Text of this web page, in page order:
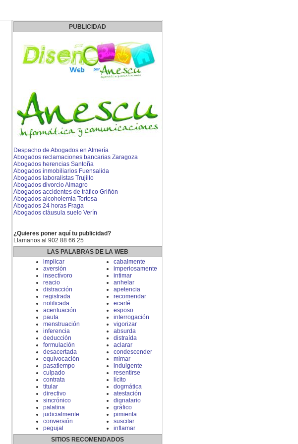
PUBLICIDAD
Despacho de Abogados en Almería
Abogados reclamaciones bancarias Zaragoza
Abogados herencias Santoña
Abogados inmobiliarios Fuensalida
Abogados laboralistas Trujillo
Abogados divorcio Almagro
Abogados accidentes de tráfico Griñón
Abogados alcoholemia Tortosa
Abogados 24 horas Fraga
Abogados cláusula suelo Verín
¿Quieres poner aquí tu publicidad?
Llamanos al 902 88 66 25
LAS PALABRAS DE LA WEB
implicar
aversión
insectívoro
reacio
distracción
registrada
notificada
acentuación
pauta
menstruación
inferencia
deducción
formulación
desacertada
equivocación
pasatiempo
culpado
contrata
titular
directivo
sincrónico
palatina
judicialmente
conversión
pegujal
cabalmente
imperiosamente
intimar
anhelar
apetencia
recomendar
ecarté
esposo
interrogación
vigorizar
absurda
distraída
aclarar
condescender
mimar
indulgente
resentirse
lícito
dogmática
atestación
dignatario
gráfico
pimienta
suscitar
inflamar
SITIOS RECOMENDADOS